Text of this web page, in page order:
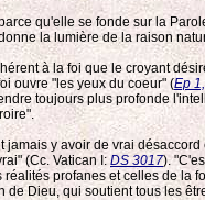
qu'elle se fonde sur la
la lumière de la raison
à la foi que le croyant
ouvre "les yeux du coeur" (Ep
toujours plus profonde
y avoir de vrai
(Cc. Vatican I: DS 3017).
profanes et celles de
Dieu, qui soutient tous les